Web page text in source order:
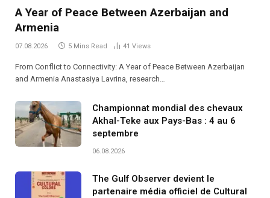
A Year of Peace Between Azerbaijan and
Armenia
07.08.2026 5 Mins Read 41 Views
From Conflict to Connectivity: A Year of Peace Between Azerbaijan
and Armenia Anastasiya Lavrina, research…
Championnat mondial des chevaux
Akhal-Teke aux Pays-Bas : 4 au 6
septembre
06.08.2026
The Gulf Observer devient le
partenaire média officiel de Cultural